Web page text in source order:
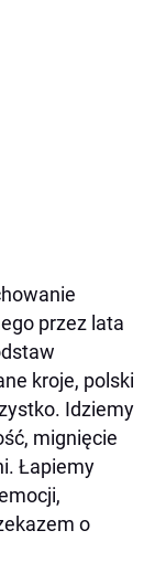
przez lata
kroje, polski
Idziemy
mignięcie
Łapiemy
o